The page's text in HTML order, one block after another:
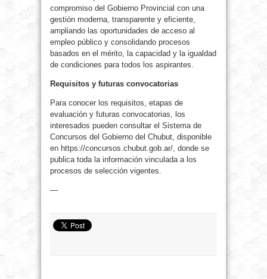
compromiso del Gobierno Provincial con una
gestión moderna, transparente y eficiente,
ampliando las oportunidades de acceso al
empleo público y consolidando procesos
basados en el mérito, la capacidad y la igualdad
de condiciones para todos los aspirantes.
Requisitos y futuras convocatorias
Para conocer los requisitos, etapas de
evaluación y futuras convocatorias, los
interesados pueden consultar el Sistema de
Concursos del Gobierno del Chubut, disponible
en https://concursos.chubut.gob.ar/, donde se
publica toda la información vinculada a los
procesos de selección vigentes.
—